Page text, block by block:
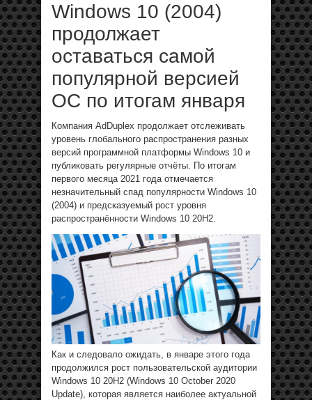
Windows 10 (2004)
продолжает
оставаться самой
популярной версией
ОС по итогам января
Компания AdDuplex продолжает отслеживать
уровень глобального распространения разных
версий программной платформы Windows 10 и
публиковать регулярные отчёты. По итогам
первого месяца 2021 года отмечается
незначительный спад популярности Windows 10
(2004) и предсказуемый рост уровня
распространённости Windows 10 20H2.
Как и следовало ожидать, в январе этого года
продолжился рост пользовательской аудитории
Windows 10 20H2 (Windows 10 October 2020
Update), которая является наиболее актуальной